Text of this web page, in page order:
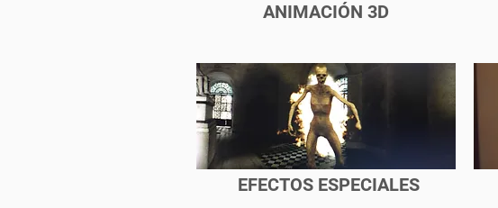
ANIMACIÓN 3D
EFECTOS ESPECIALES